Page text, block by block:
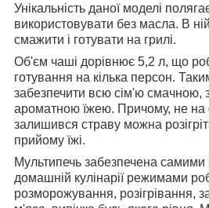
Унікальність даної моделі
використовувати без масла. В
смажити і готувати на грилі.
Об'єм чаші дорівнює 5,2 л, що
готування на кілька персон.
забезпечити всю сім'ю смачною,
ароматною їжею. Причому, не на
залишився страву можна
прийому їжі.
Мультипечь забезпечена самими
домашній кулінарії режимами
розморожування, розігрівання,